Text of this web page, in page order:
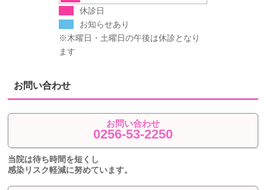
休診日
お知らせあり
※木曜日・土曜日の午後は休診となり
ます
お問い合わせ
お問い合わせ
0256-53-2250
当院は待ち時間を短くし
感染リスク軽減に努めています。